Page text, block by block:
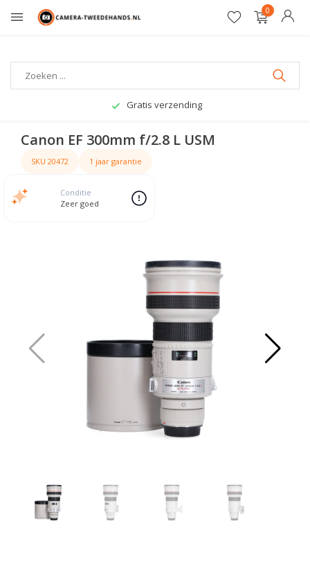
0
Gratis verzending
Canon EF 300mm f/2.8 L USM
SKU 20472 1 jaar garantie
Conditie
Zeer goed